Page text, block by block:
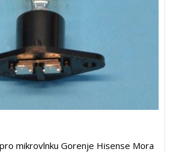
mikrovlnku Gorenje Hisense Mora